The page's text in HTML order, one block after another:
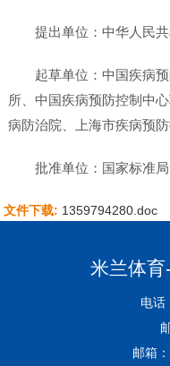
提出单位：中华人民
起草单位：中国疾病
所、中国疾病预防控制中
病防治院、上海市疾病预
批准单位：国家标准局
文件下载: 1359794280.doc
米兰体
电话
邮箱